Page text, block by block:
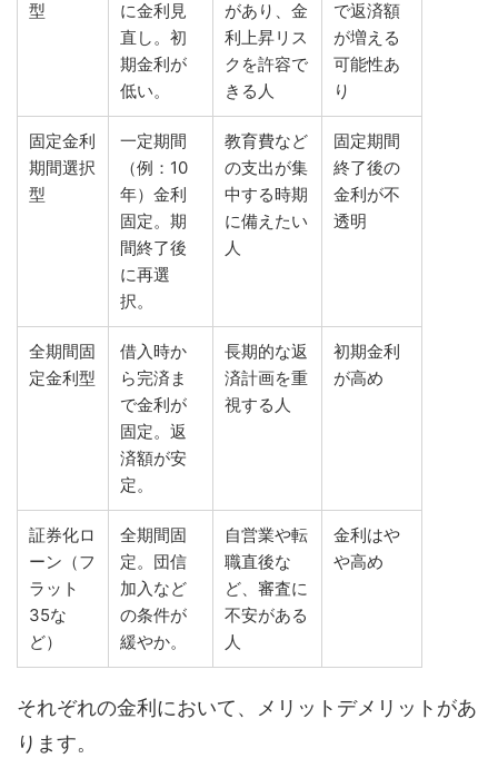
型
に金利見
直し。初
期金利が
低い。
があり、金
利上昇リス
クを許容で
きる人
で返済額
が増える
可能性あ
り
固定金利
期間選択
型
一定期間
（例：10
年）金利
固定。期
間終了後
に再選
択。
教育費など
の支出が集
中する時期
に備えたい
人
固定期間
終了後の
金利が不
透明
全期間固
定金利型
借入時か
ら完済ま
で金利が
固定。返
済額が安
定。
長期的な返
済計画を重
視する人
初期金利
が高め
証券化ロ
ーン（フ
ラット
35な
ど）
全期間固
定。団信
加入など
の条件が
緩やか。
自営業や転
職直後な
ど、審査に
不安がある
人
金利はや
や高め
それぞれの金利において、メリットデメリットがあ
ります。